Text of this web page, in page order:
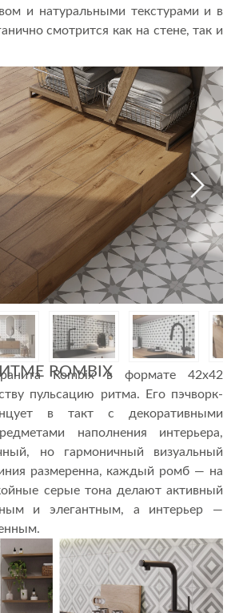
и натуральными текстурами и в
смотрится как на стене, так и
ROMBIX
Rombix в формате 42х42
пульсацию ритма. Его пэчворк-
в такт с декоративными
наполнения интерьера,
но гармоничный визуальный
размеренна, каждый ромб — на
серые тона делают активный
и элегантным, а интерьер —